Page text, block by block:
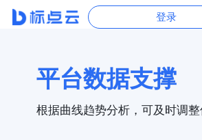
登录
平台数据支撑
根据曲线趋势分析，可及时调整